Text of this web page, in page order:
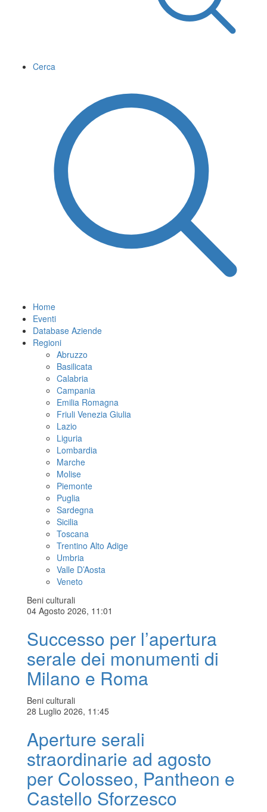
Cerca
Home
Eventi
Database Aziende
Regioni
Abruzzo
Basilicata
Calabria
Campania
Emilia Romagna
Friuli Venezia Giulia
Lazio
Liguria
Lombardia
Marche
Molise
Piemonte
Puglia
Sardegna
Sicilia
Toscana
Trentino Alto Adige
Umbria
Valle D’Aosta
Veneto
Beni culturali
04 Agosto 2026, 11:01
Successo per l’apertura
serale dei monumenti di
Milano e Roma
Beni culturali
28 Luglio 2026, 11:45
Aperture serali
straordinarie ad agosto
per Colosseo, Pantheon e
Castello Sforzesco